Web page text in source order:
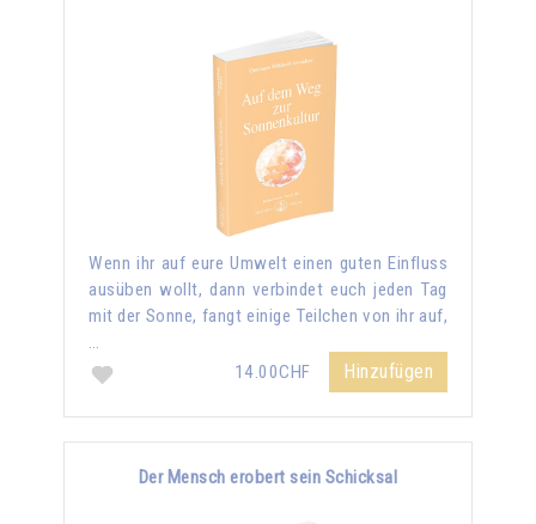
Wenn ihr auf eure Umwelt einen guten Einfluss
ausüben wollt, dann verbindet euch jeden Tag
mit der Sonne, fangt einige Teilchen von ihr auf,
…
14.00CHF
Hinzufügen
Der Mensch erobert sein Schicksal